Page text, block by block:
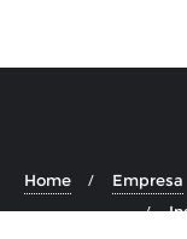
seguridad.
Home Empresa